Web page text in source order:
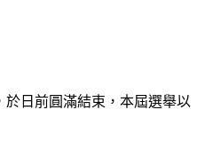
日前圓滿結束，本屆選舉